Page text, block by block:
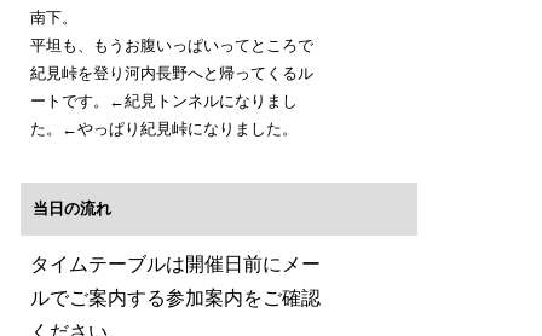
南下。
平坦も、もうお腹いっぱいってところで
紀見峠を登り河内長野へと帰ってくるル
ートです。←紀見トンネルになりまし
た。←やっぱり紀見峠になりました。
当日の流れ
タイムテーブルは開催日前にメー
ルでご案内する参加案内をご確認
ください。